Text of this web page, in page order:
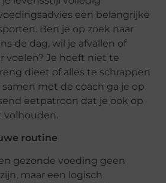
een belangrijke
Ben je op zoek naar
de dag, wil je afvallen of
voelen? Je hoeft niet te
dieet of alles te schrappen
met de coach ga je op
eetpatroon dat je ook op
volhouden.
routine
gezonde voeding geen
maar een logisch